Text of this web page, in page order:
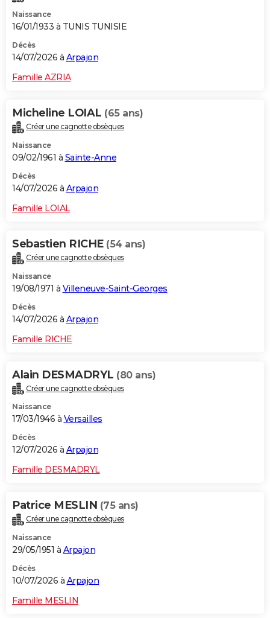
Naissance
16/01/1933 à TUNIS TUNISIE
Décès
14/07/2026 à Arpajon
Famille AZRIA
Micheline LOIAL (65 ans)
Créer une cagnotte obsèques
Naissance
09/02/1961 à Sainte-Anne
Décès
14/07/2026 à Arpajon
Famille LOIAL
Sebastien RICHE (54 ans)
Créer une cagnotte obsèques
Naissance
19/08/1971 à Villeneuve-Saint-Georges
Décès
14/07/2026 à Arpajon
Famille RICHE
Alain DESMADRYL (80 ans)
Créer une cagnotte obsèques
Naissance
17/03/1946 à Versailles
Décès
12/07/2026 à Arpajon
Famille DESMADRYL
Patrice MESLIN (75 ans)
Créer une cagnotte obsèques
Naissance
29/05/1951 à Arpajon
Décès
10/07/2026 à Arpajon
Famille MESLIN